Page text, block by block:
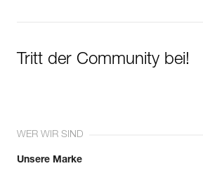
Tritt der Community bei!
WER WIR SIND
Unsere Marke